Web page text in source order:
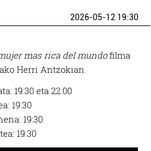
2026-05-12 19:30
mas rica del mundofilma
Herri Antzokian.
19:30 eta 22:00
19:30
19:30
19:30